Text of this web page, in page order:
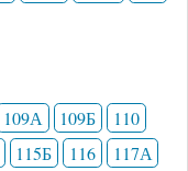
109А 109Б
110
115Б 116
117А